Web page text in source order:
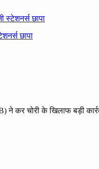
स्टेशनर्स छापा
कर चोरी के खिलाफ बड़ी